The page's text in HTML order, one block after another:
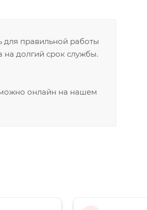
для правильной работы
на долгий срок службы.
можно онлайн на нашем